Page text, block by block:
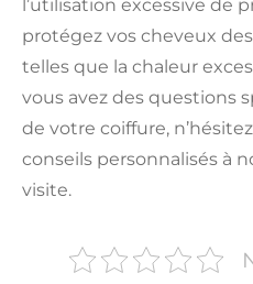
l’utilisation excessive de
protégez vos cheveux
telles que la chaleur
vous avez des questions
de votre coiffure,
conseils personnalisés à
visite.